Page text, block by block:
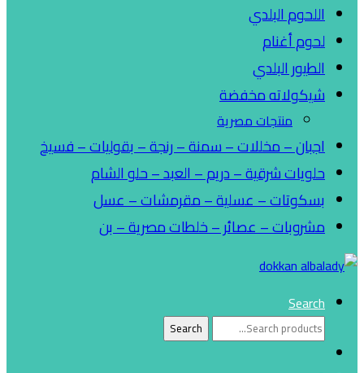
اللحوم البلدي
لحوم أغنام
الطيور البلدي
شيكولاته مخفضة
منتجات مصرية
اجبان – مخللات – سمنة – رنجة – بقوليات – فسيخ
حلويات شرقية – دريم – العبد – حلو الشام
بسكوتات – عسلية – مقرمشات – عسل
مشروبات – عصائر – خلطات مصرية – بن
Search
Search
Search